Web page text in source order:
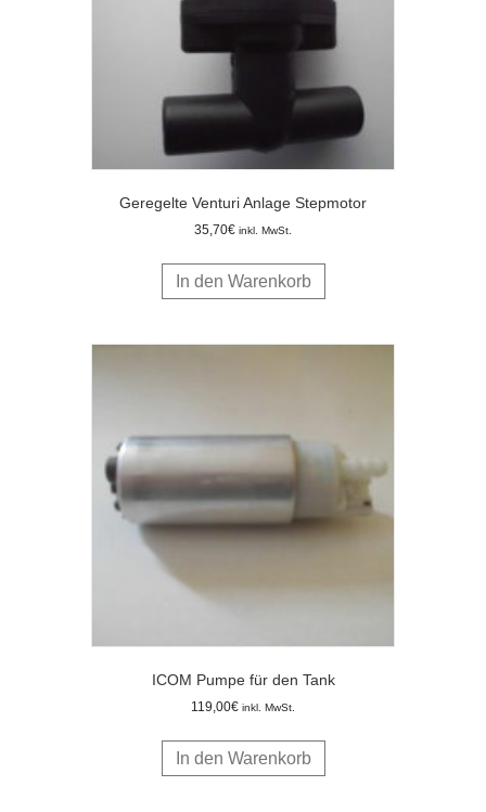
Geregelte Venturi Anlage Stepmotor
35,70€ inkl. MwSt.
In den Warenkorb
ICOM Pumpe für den Tank
119,00€ inkl. MwSt.
In den Warenkorb